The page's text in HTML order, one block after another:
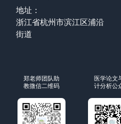
地址：
浙江省杭州市滨江区浦沿
街道
郑老师团队助
教微信二维码
医学论文
计分析公